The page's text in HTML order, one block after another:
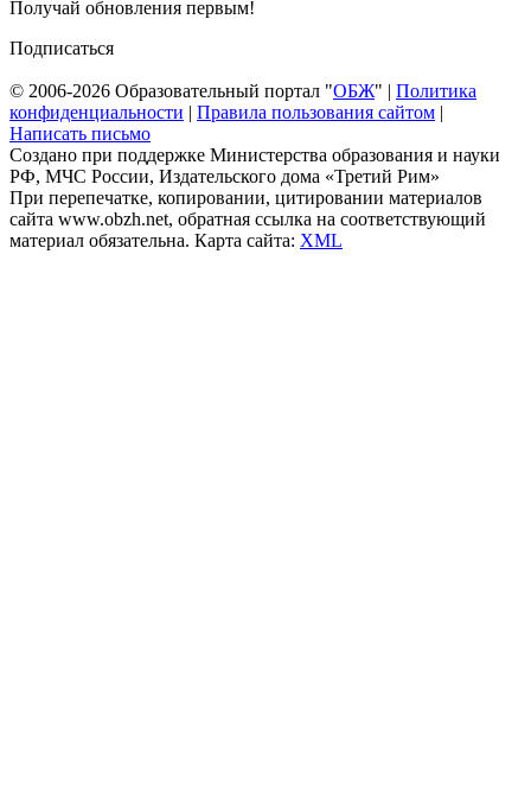
Получай обновления первым!
Подписаться
© 2006-2026 Образовательный портал "ОБЖ" | Политика
конфиденциальности | Правила пользования сайтом |
Написать письмо
Создано при поддержке Министерства образования и науки
РФ, МЧС России, Издательского дома «Третий Рим»
При перепечатке, копировании, цитировании материалов
сайта www.obzh.net, обратная ссылка на соответствующий
материал обязательна. Карта сайта: XML